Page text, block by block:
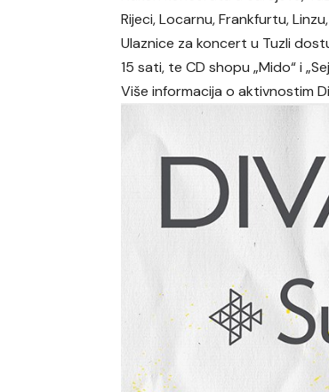
Rijeci, Locarnu, Frankfurtu,
Ulaznice za koncert u Tuzli
15 sati, te CD shopu „Mido“ i
Više informacija o aktivnostim